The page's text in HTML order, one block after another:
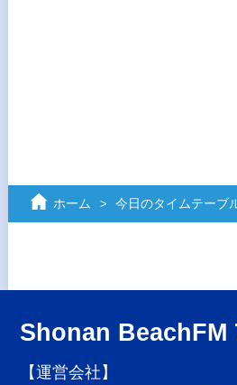
ホーム 今日のタイムテーブ
Shonan BeachFM
【運営会社】